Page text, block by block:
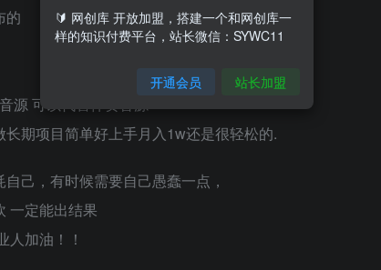
的
源 可以代售伴奏音源
期项目简单好上手月入1w还是很轻松的.
己，有时候需要自己愚蠢一点，
一定能出结果
加油！！
🔰 网创库 开放加盟，搭建一个和网创库一
样的知识付费平台，站长微信：SYWC11
开通会员 站长加盟